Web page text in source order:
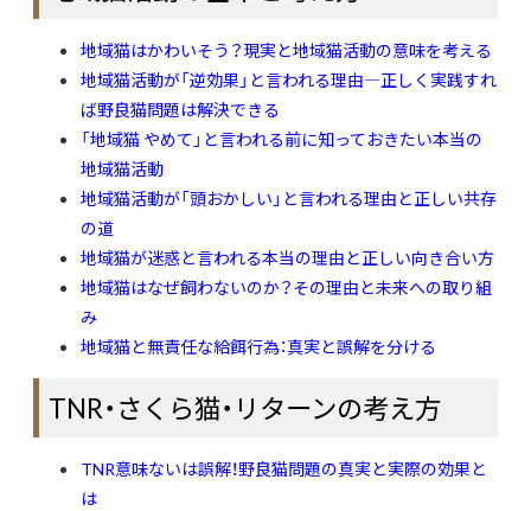
地域猫はかわいそう？現実と地域猫活動の意味を考える
地域猫活動が「逆効果」と言われる理由―正しく実践すれ
ば野良猫問題は解決できる
「地域猫 やめて」と言われる前に知っておきたい本当の
地域猫活動
地域猫活動が「頭おかしい」と言われる理由と正しい共存
の道
地域猫が迷惑と言われる本当の理由と正しい向き合い方
地域猫はなぜ飼わないのか？その理由と未来への取り組
み
地域猫と無責任な給餌行為：真実と誤解を分ける
TNR・さくら猫・リターンの考え方
TNR意味ないは誤解！野良猫問題の真実と実際の効果と
は